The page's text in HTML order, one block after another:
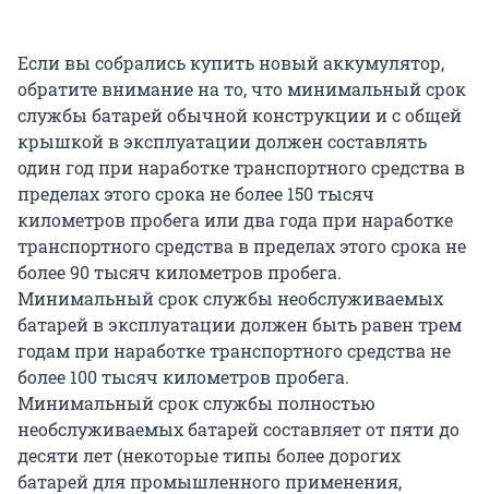
Если вы собрались купить новый аккумулятор,
обратите внимание на то, что минимальный срок
службы батарей обычной конструкции и с общей
крышкой в эксплуатации должен составлять
один год при наработке транспортного средства в
пределах этого срока не более 150 тысяч
километров пробега или два года при наработке
транспортного средства в пределах этого срока не
более 90 тысяч километров пробега.
Минимальный срок службы необслуживаемых
батарей в эксплуатации должен быть равен трем
годам при наработке транспортного средства не
более 100 тысяч километров пробега.
Минимальный срок службы полностью
необслуживаемых батарей составляет от пяти до
десяти лет (некоторые типы более дорогих
батарей для промышленного применения,